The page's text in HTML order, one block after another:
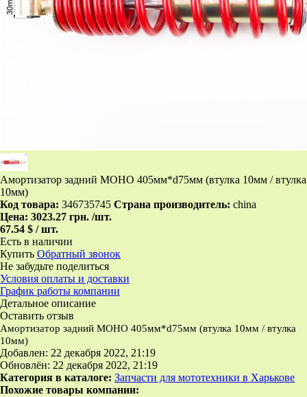
Амортизатор задний МОНО 405мм*d75мм (втулка 10мм / втулка
10мм)
Код товара: 346735745 Страна производитель: china
Цена: 3023.27 грн. /шт.
67.54 $ / шт.
Есть в наличии
Купить Обратный звонок
Не забудьте поделиться
Условия оплаты и доставки
График работы компании
Детальное описание
Оставить отзыв
Амортизатор задний МОНО 405мм*d75мм (втулка 10мм / втулка
10мм)
Добавлен: 22 декабря 2022, 21:19
Обновлён: 22 декабря 2022, 21:19
Категория в каталоге: Запчасти для мототехники в Харькове
Похожие товары компании: